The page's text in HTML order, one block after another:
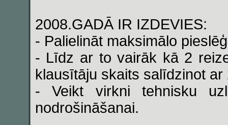
2008.GADĀ IR IZDEVIES:
- Palielināt maksimālo
- Līdz ar to vairāk kā 2
klausītāju skaits salīdzinot ar
- Veikt virkni tehnisku
nodrošināšanai.